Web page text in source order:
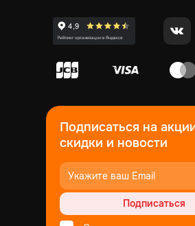
Подписаться на
скидки и новости
Подписаться